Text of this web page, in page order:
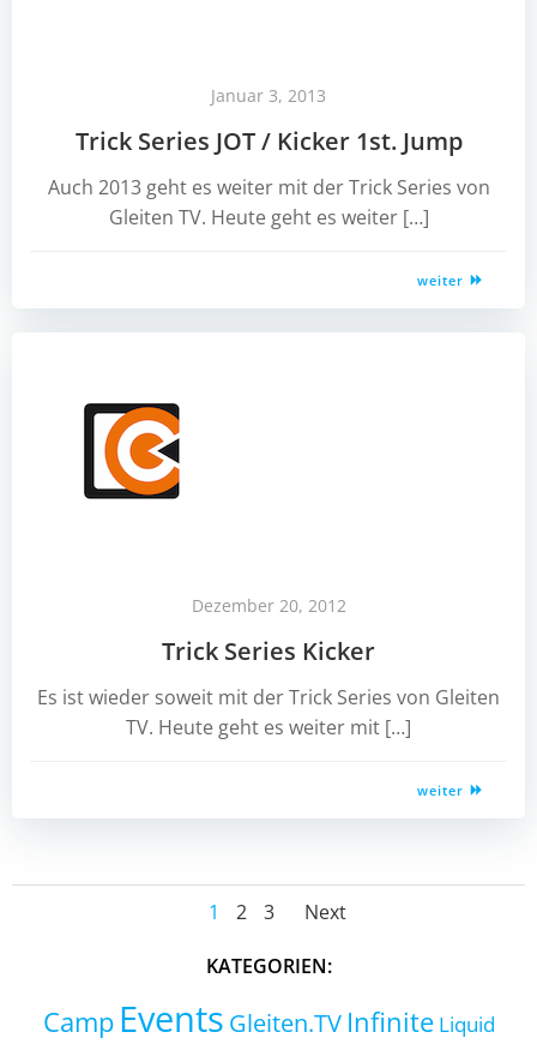
Januar 3, 2013
Trick Series JOT / Kicker 1st. Jump
Auch 2013 geht es weiter mit der Trick Series von
Gleiten TV. Heute geht es weiter […]
weiter
Dezember 20, 2012
Trick Series Kicker
Es ist wieder soweit mit der Trick Series von Gleiten
TV. Heute geht es weiter mit […]
weiter
Posts
navigation
Page
1 Page
2 Page
3
Posts
navigation
Next
KATEGORIEN:
Camp Events Gleiten.TV Infinite Liquid